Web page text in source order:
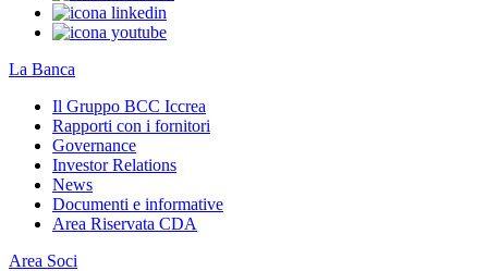
La Banca
Il Gruppo BCC Iccrea
Rapporti con i fornitori
Governance
Investor Relations
News
Documenti e informative
Area Riservata CDA
Area Soci